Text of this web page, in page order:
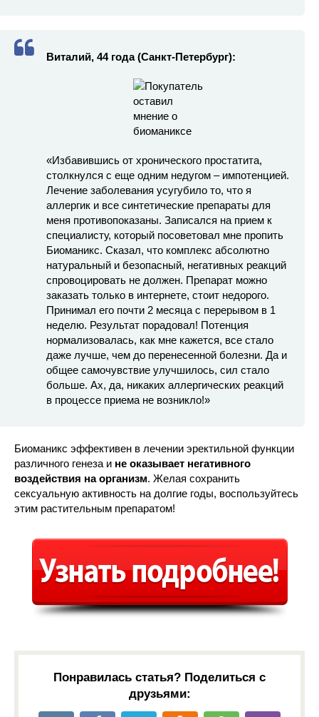
Виталий, 44 года (Санкт-Петербург):
«Избавившись от хронического простатита,
столкнулся с еще одним недугом – импотенцией.
Лечение заболевания усугубило то, что я
аллергик и все синтетические препараты для
меня противопоказаны. Записался на прием к
специалисту, который посоветовал мне пропить
Биоманикс. Сказал, что комплекс абсолютно
натуральный и безопасный, негативных реакций
спровоцировать не должен. Препарат можно
заказать только в интернете, стоит недорого.
Принимал его почти 2 месяца с перерывом в 1
неделю. Результат порадовал! Потенция
нормализовалась, как мне кажется, все стало
даже лучше, чем до перенесенной болезни. Да и
общее самочувствие улучшилось, сил стало
больше. Ах, да, никаких аллергических реакций
в процессе приема не возникло!»
Биоманикс эффективен в лечении эректильной функции
различного генеза и не оказывает негативного
воздействия на организм. Желая сохранить
сексуальную активность на долгие годы, воспользуйтесь
этим растительным препаратом!
Понравилась статья? Поделиться с
друзьями: